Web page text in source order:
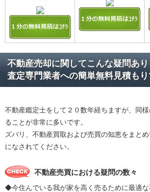
不動産売却に関してこんな疑問あ
査定専門業者への簡単無料見積も
不動産鑑定士をして２０数年経ちますが、同
ることが非常に多いです。
ズバリ、不動産買取および売買の知恵をまと
になされてください。
不動産売買における疑問の数々
◆今住んでいる我が家を高く売るために最適